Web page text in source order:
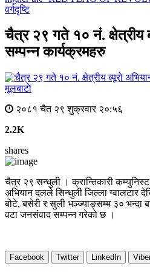
वर्गदृष्टि
चैत्र २९ गते १० नं. क्षेत्रीय
सम्पन्न कार्यक्रमहरु
मूलबाटाे
२०८१ चैत २९ शुक्रवार २०:५६
2.2K
shares
चैत्र २९ सन्धुली । क्रान्तिकारी कम्युनिस्ट
अभियान दलले सिन्धुली जिल्ला ग्वालटार
बोटे, बसेरी र सुली भञ्ज्याङ्सम्म ३० भन्दा
वटा जनसंवाद सम्पन्न गरेको छ ।
Facebook Twitter LinkedIn